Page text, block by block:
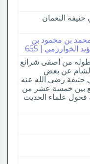
حنيفة النعمان
محمد بن محمود بن
| 655
من أصفى شرائع
عن بعض
حنيفة رضي الله عنه
بين خمسة عشر من
فحول علماء الحديث